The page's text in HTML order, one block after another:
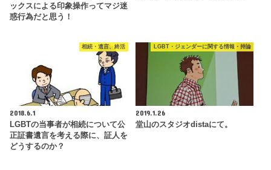
ックスによる印象操作ってマジ迷
惑行為だと思う！
相続・遺言、終活
2018.6.1
LGBTの当事者が相続について公
正証書遺言を考える際に、証人を
どうするのか？
LGBT・ジェンダーに関する情報・持論
2019.1.26
堂山のスタジオdistaにて。